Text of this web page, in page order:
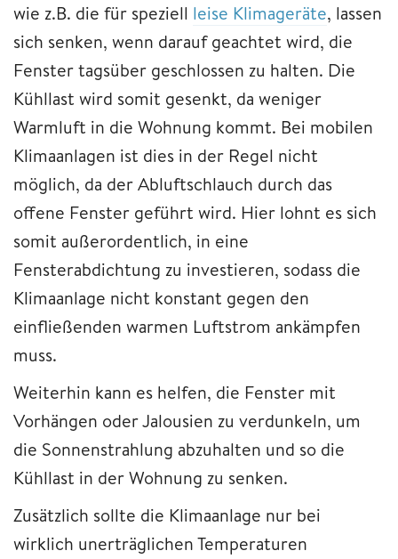
wie z.B. die für speziell leise Klimageräte, lassen
sich senken, wenn darauf geachtet wird, die
Fenster tagsüber geschlossen zu halten. Die
Kühllast wird somit gesenkt, da weniger
Warmluft in die Wohnung kommt. Bei mobilen
Klimaanlagen ist dies in der Regel nicht
möglich, da der Abluftschlauch durch das
offene Fenster geführt wird. Hier lohnt es sich
somit außerordentlich, in eine
Fensterabdichtung zu investieren, sodass die
Klimaanlage nicht konstant gegen den
einfließenden warmen Luftstrom ankämpfen
muss.
Weiterhin kann es helfen, die Fenster mit
Vorhängen oder Jalousien zu verdunkeln, um
die Sonnenstrahlung abzuhalten und so die
Kühllast in der Wohnung zu senken.
Zusätzlich sollte die Klimaanlage nur bei
wirklich unerträglichen Temperaturen